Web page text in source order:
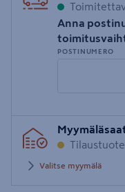
Anna
POSTINUMERO
postinumero
Tilaustuote
Valitse myymälä